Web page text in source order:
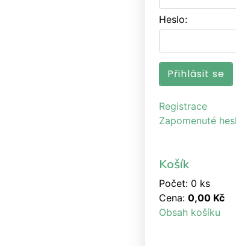
Heslo:
Registrace
Zapomenuté
Košík
Počet: 0 ks
Cena: 0,00 Kč
Obsah košíku